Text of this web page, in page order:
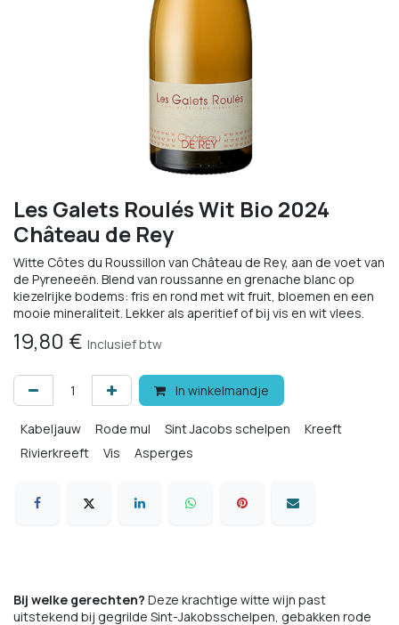
Les Galets Roulés Wit Bio 2024
Château de Rey
Witte Côtes du Roussillon van Château de Rey, aan de voet van
de Pyreneeën. Blend van roussanne en grenache blanc op
kiezelrijke bodems: fris en rond met wit fruit, bloemen en een
mooie mineraliteit. Lekker als aperitief of bij vis en wit vlees.
19,80 € Inclusief btw
In winkelmandje
Kabeljauw Rode mul Sint Jacobs schelpen
Kreeft
Rivierkreeft
Vis Asperges
Bij welke gerechten? Deze krachtige witte wijn past
uitstekend bij gegrilde Sint-Jakobsschelpen, gebakken rode